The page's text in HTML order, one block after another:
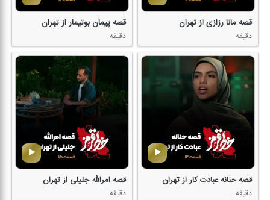
قصه مانا رزازی از تهران
دقیقه
قصه پیمان بوتیمار از تهران
دقیقه
قصه حنانه عبادت كار از تهران
دقیقه
قصه امرالله جلیلی از تهران
دقیقه